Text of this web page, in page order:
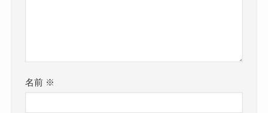
名前 ※